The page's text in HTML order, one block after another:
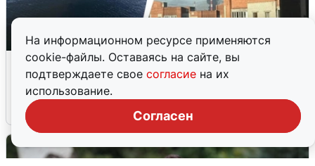
На информационном ресурсе применяются
cookie-файлы. Оставаясь на сайте, вы
подтверждаете свое согласие на их
использование.
Согласен
Ночная атака БПЛА на Ярославль:
попадания и последствия
6 августа